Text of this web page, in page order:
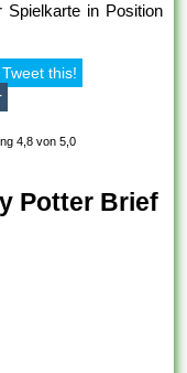
in Position
Tweet this!
4,8 von 5,0
Potter Brief